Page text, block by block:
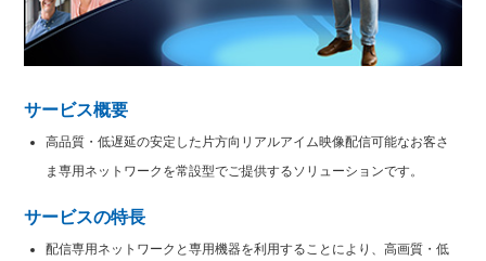
サービス概要
高品質・低遅延の安定した片方向リアルアイム映像配信可能なお客さ
ま専用ネットワークを常設型でご提供するソリューションです。
サービスの特長
配信専用ネットワークと専用機器を利用することにより、高画質・低